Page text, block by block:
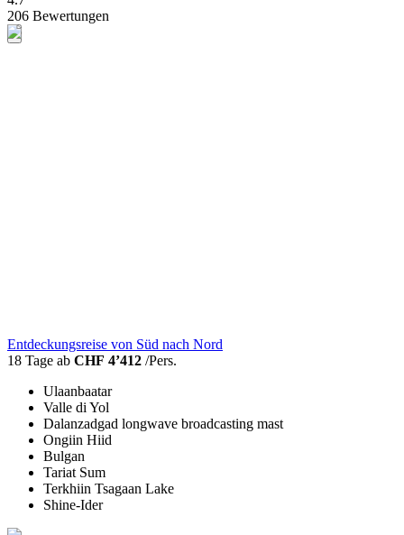
206 Bewertungen
Entdeckungsreise von Süd nach Nord
18 Tage ab CHF 4’412 /Pers.
Ulaanbaatar
Valle di Yol
Dalanzadgad longwave broadcasting mast
Ongiin Hiid
Bulgan
Tariat Sum
Terkhiin Tsagaan Lake
Shine-Ider